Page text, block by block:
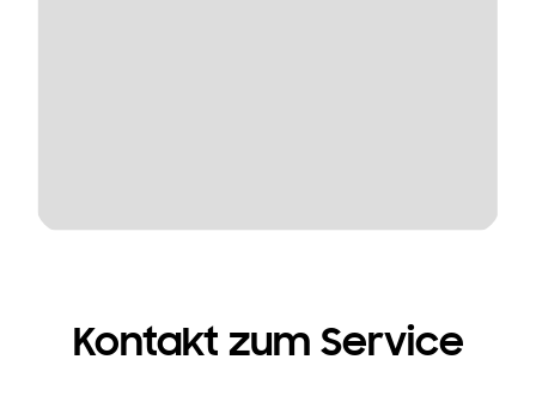
Kontakt zum Service